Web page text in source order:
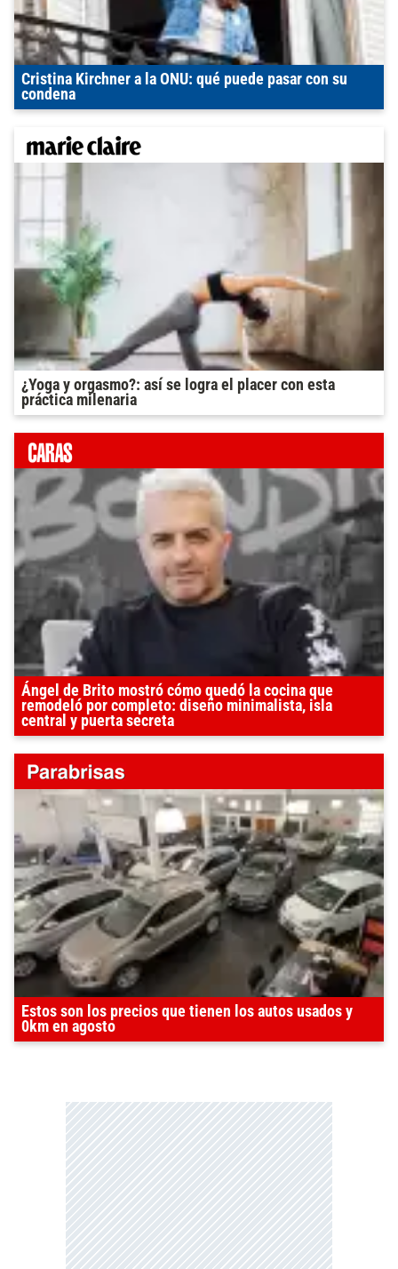
Cristina Kirchner a la ONU: qué puede pasar con su
condena
¿Yoga y orgasmo?: así se logra el placer con esta
práctica milenaria
Ángel de Brito mostró cómo quedó la cocina que
remodeló por completo: diseño minimalista, isla
central y puerta secreta
Estos son los precios que tienen los autos usados y
0km en agosto